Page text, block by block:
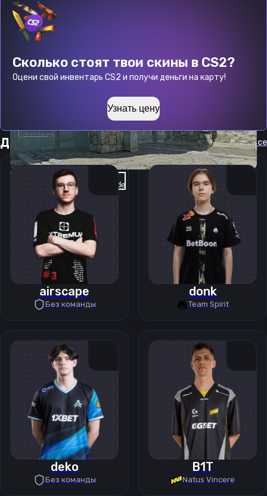
Previous slide Next slide
Сколько стоят твои скины в CS2?
Оцени свой инвентарь CS2 и получи деньги на карту!
Узнать цену
Другие прицелы Cмотреть все
airscape
Без команды
donk
Team Spirit
deko
Без команды
B1T
Natus Vincere